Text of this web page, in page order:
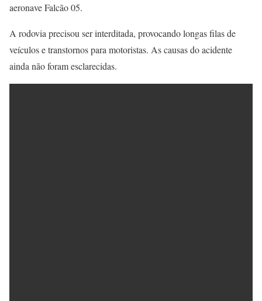
aeronave Falcão 05.
A rodovia precisou ser interditada, provocando longas filas de
veículos e transtornos para motoristas. As causas do acidente
ainda não foram esclarecidas.